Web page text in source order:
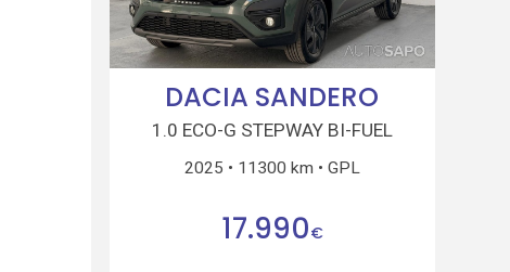
DACIA SANDERO
1.0 ECO-G STEPWAY BI-FUEL
2025 11300 km GPL
17.990€